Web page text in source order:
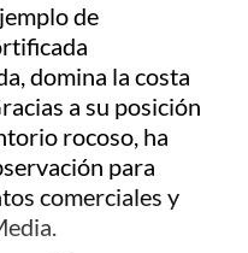
de
domina la costa
a su posición
rocoso, ha
para
comerciales y